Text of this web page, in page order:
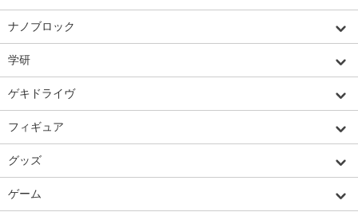
ナノブロック
学研
ゲキドライヴ
フィギュア
グッズ
ゲーム